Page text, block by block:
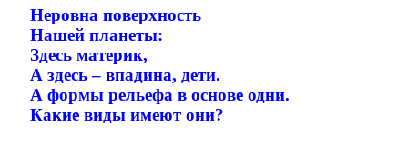
Неровна поверхность
Нашей планеты:
Здесь материк,
А здесь – впадина, дети.
А формы рельефа в основе одни.
Какие виды имеют они?